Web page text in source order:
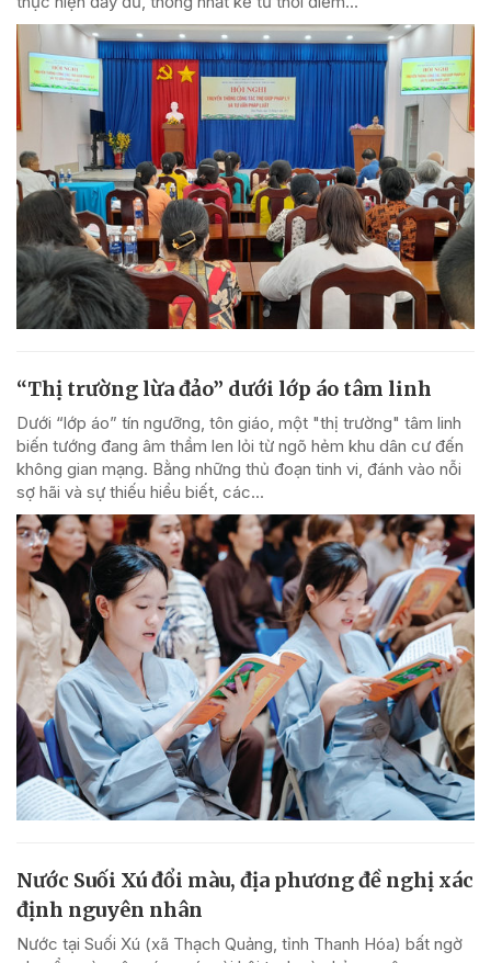
“Thị trường lừa đảo” dưới lớp áo tâm linh
Dưới “lớp áo” tín ngưỡng, tôn giáo, một "thị trường" tâm linh
biến tướng đang âm thầm len lỏi từ ngõ hẻm khu dân cư đến
không gian mạng. Bằng những thủ đoạn tinh vi, đánh vào nỗi
sợ hãi và sự thiếu hiểu biết, các...
Nước Suối Xú đổi màu, địa phương đề nghị xác
định nguyên nhân
Nước tại Suối Xú (xã Thạch Quảng, tỉnh Thanh Hóa) bất ngờ